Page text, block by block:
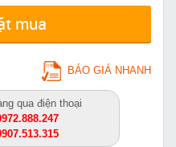
mua
BÁO GIÁ NHANH
qua điện thoại